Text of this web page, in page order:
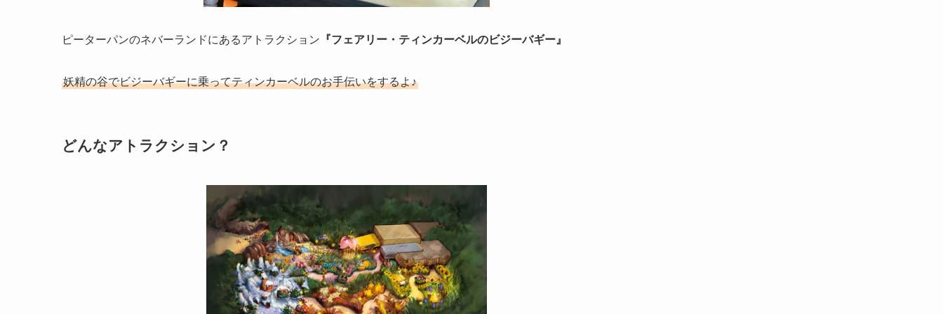
ピーターパンのネバーランドにあるアトラクション 『フェアリー・ティンカーベルのビジーバギー』
妖精の谷でビジーバギーに乗ってティンカーベルのお手伝いをするよ♪
どんなアトラクション？